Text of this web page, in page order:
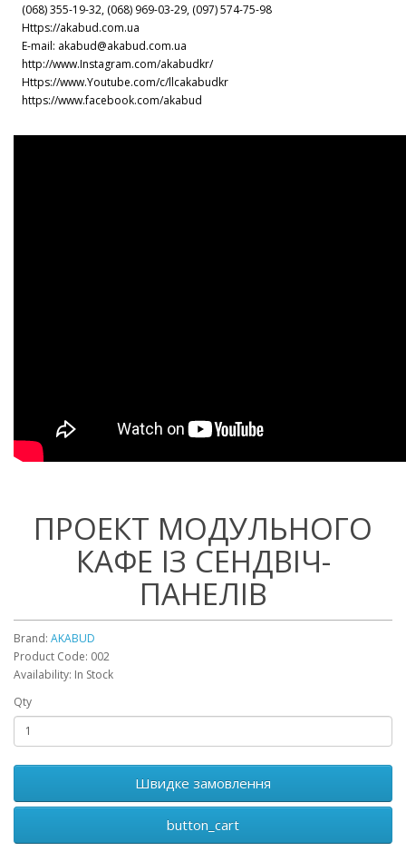
(068) 355-19-32, (068) 969-03-29, (097) 574-75-98
Https://akabud.com.ua
E-mail: akabud@akabud.com.ua
http://www.Instagram.com/akabudkr/
Https://www.Youtube.com/c/llcakabudkr
https://www.facebook.com/akabud
ПРОЕКТ МОДУЛЬНОГО
КАФЕ ІЗ СЕНДВІЧ-
ПАНЕЛІВ
Brand: AKABUD
Product Code: 002
Availability: In Stock
Qty
Швидке замовлення
button_cart